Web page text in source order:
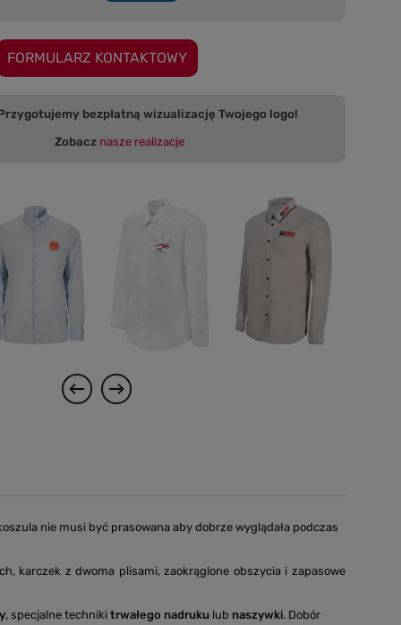
FORMULARZ KONTAKTOWY
bezpłatną wizualizację Twojego logo!
Zobacz nasze realizacje
nie musi być prasowana aby dobrze wyglądała podczas
karczek z dwoma plisami, zaokrąglone obszycia i zapasowe
, specjalne techniki trwałego nadruku lub naszywki. Dobór